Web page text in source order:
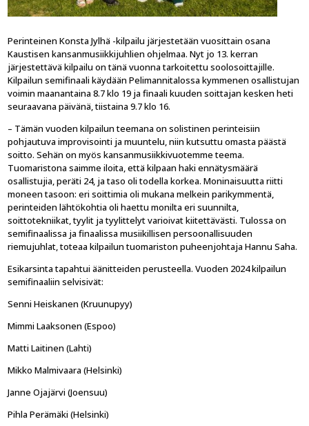
Perinteinen Konsta Jylhä -kilpailu järjestetään vuosittain osana
Kaustisen kansanmusiikkijuhlien ohjelmaa. Nyt jo 13. kerran
järjestettävä kilpailu on tänä vuonna tarkoitettu soolosoittajille.
Kilpailun semifinaali käydään Pelimannitalossa kymmenen osallistujan
voimin maanantaina 8.7 klo 19 ja finaali kuuden soittajan kesken heti
seuraavana päivänä, tiistaina 9.7 klo 16.
– Tämän vuoden kilpailun teemana on solistinen perinteisiin
pohjautuva improvisointi ja muuntelu, niin kutsuttu omasta päästä
soitto. Sehän on myös kansanmusiikkivuotemme teema.
Tuomaristona saimme iloita, että kilpaan haki ennätysmäärä
osallistujia, peräti 24, ja taso oli todella korkea. Moninaisuutta riitti
moneen tasoon: eri soittimia oli mukana melkein parikymmentä,
perinteiden lähtökohtia oli haettu monilta eri suunnilta,
soittotekniikat, tyylit ja tyylittelyt varioivat kiitettävästi. Tulossa on
semifinaalissa ja finaalissa musiikillisen persoonallisuuden
riemujuhlat, toteaa kilpailun tuomariston puheenjohtaja Hannu Saha.
Esikarsinta tapahtui äänitteiden perusteella. Vuoden 2024 kilpailun
semifinaaliin selvisivät:
Senni Heiskanen (Kruunupyy)
Mimmi Laaksonen (Espoo)
Matti Laitinen (Lahti)
Mikko Malmivaara (Helsinki)
Janne Ojajärvi (Joensuu)
Pihla Perämäki (Helsinki)